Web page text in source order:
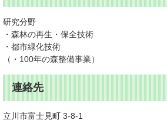
研究分野
・森林の再生・保全技術
・都市緑化技術
（・100年の森整備事業）
連絡先
立川市富士見町 3-8-1